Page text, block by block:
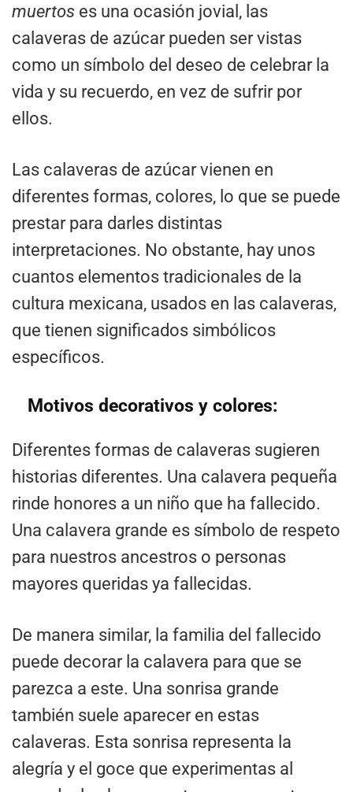
muertos es una ocasión jovial, las
calaveras de azúcar pueden ser vistas
como un símbolo del deseo de celebrar la
vida y su recuerdo, en vez de sufrir por
ellos.
Las calaveras de azúcar vienen en
diferentes formas, colores, lo que se puede
prestar para darles distintas
interpretaciones. No obstante, hay unos
cuantos elementos tradicionales de la
cultura mexicana, usados en las calaveras,
que tienen significados simbólicos
específicos.
Motivos decorativos y colores:
Diferentes formas de calaveras sugieren
historias diferentes. Una calavera pequeña
rinde honores a un niño que ha fallecido.
Una calavera grande es símbolo de respeto
para nuestros ancestros o personas
mayores queridas ya fallecidas.
De manera similar, la familia del fallecido
puede decorar la calavera para que se
parezca a este. Una sonrisa grande
también suele aparecer en estas
calaveras. Esta sonrisa representa la
alegría y el goce que experimentas al